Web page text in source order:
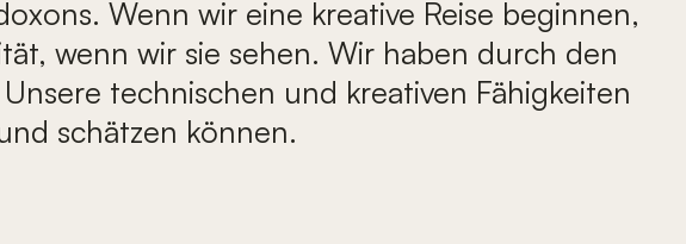
Wenn wir eine kreative Reise beginnen,
wenn wir sie sehen. Wir haben durch den
technischen und kreativen Fähigkeiten
schätzen können.